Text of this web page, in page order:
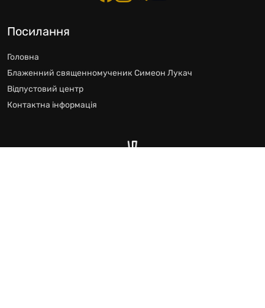
Посилання
Головна
Блаженний священномученик Симеон Лукач
Відпустовий центр
Контактна інформація